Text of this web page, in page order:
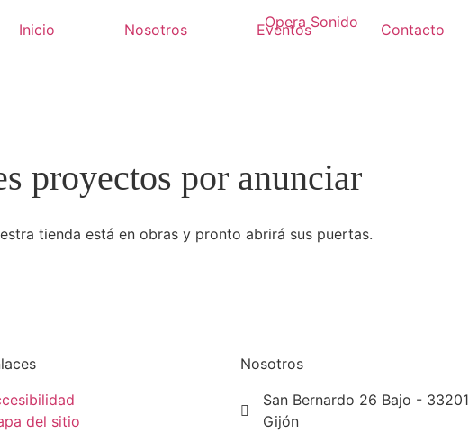
Inicio Nosotros Eventos Contacto
proyectos por anunciar
tienda está en obras y pronto abrirá sus puertas.
del sitio
Nosotros
San Bernardo 26 Bajo - 33201
Gijón